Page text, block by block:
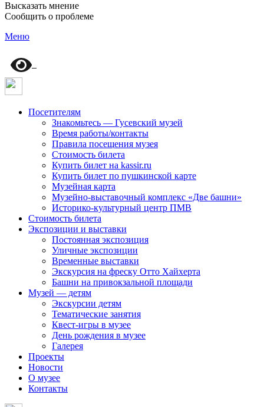
Высказать мнение
Сообщить о проблеме
Меню
Посетителям
Знакомьтесь — Гусевский музей
Время работы/контакты
Правила посещения музея
Стоимость билета
Купить билет на kassir.ru
Купить билет по пушкинской карте
Музейная карта
Музейно-выставочный комплекс «Две башни»
Историко-культурный центр ПМВ
Стоимость билета
Экспозиции и выставки
Постоянная экспозиция
Уличные экспозиции
Временные выставки
Экскурсия на фреску Отто Хайхерта
Башни на привокзальной площади
Музей — детям
Экскурсии детям
Тематические занятия
Квест-игры в музее
День рождения в музее
Галерея
Проекты
Новости
О музее
Контакты